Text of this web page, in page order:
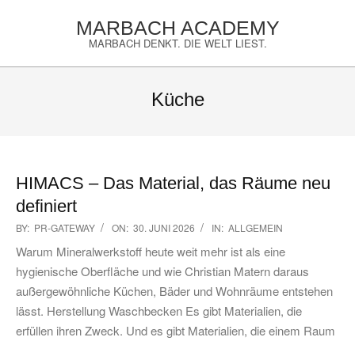
MARBACH ACADEMY
MARBACH DENKT. DIE WELT LIEST.
Küche
HIMACS – Das Material, das Räume neu
definiert
2026-
06-
30
BY: PR-GATEWAY ON: 30. JUNI 2026 IN: ALLGEMEIN
Warum Mineralwerkstoff heute weit mehr ist als eine
hygienische Oberfläche und wie Christian Matern daraus
außergewöhnliche Küchen, Bäder und Wohnräume entstehen
lässt. Herstellung Waschbecken Es gibt Materialien, die
erfüllen ihren Zweck. Und es gibt Materialien, die einem Raum